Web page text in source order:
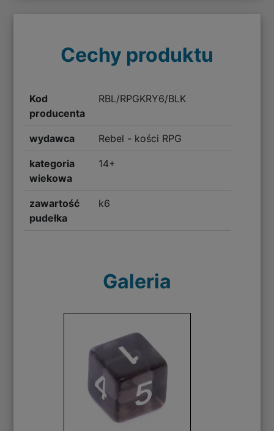
Cechy produktu
Kod
producenta
RBL/RPGKRY6/BLK
wydawca Rebel - kości RPG
kategoria
wiekowa
14+
zawartość
pudełka
k6
Galeria